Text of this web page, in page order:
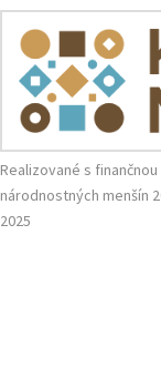
Realizované s
národnostných menšín
2025